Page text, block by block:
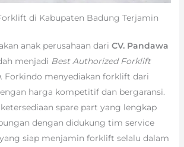
di Kabupaten Badung Terjamin
anak perusahaan dari CV. Pandawa
menjadi Best Authorized Forklift
. Forkindo menyediakan forklift dari
harga kompetitif dan bergaransi.
spare part yang lengkap
dengan didukung tim service
siap menjamin forklift selalu dalam